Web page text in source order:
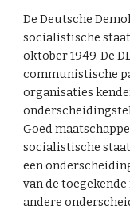
De Deutsche
socialistische
oktober 1949. De
communistische
organisaties
Goed
socialistische
een
van de
andere